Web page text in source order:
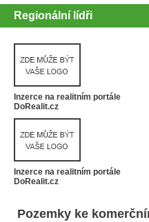
Regionální lídři
Inzerce na realitním portále
DoRealit.cz
Inzerce na realitním portále
DoRealit.cz
Pozemky ke